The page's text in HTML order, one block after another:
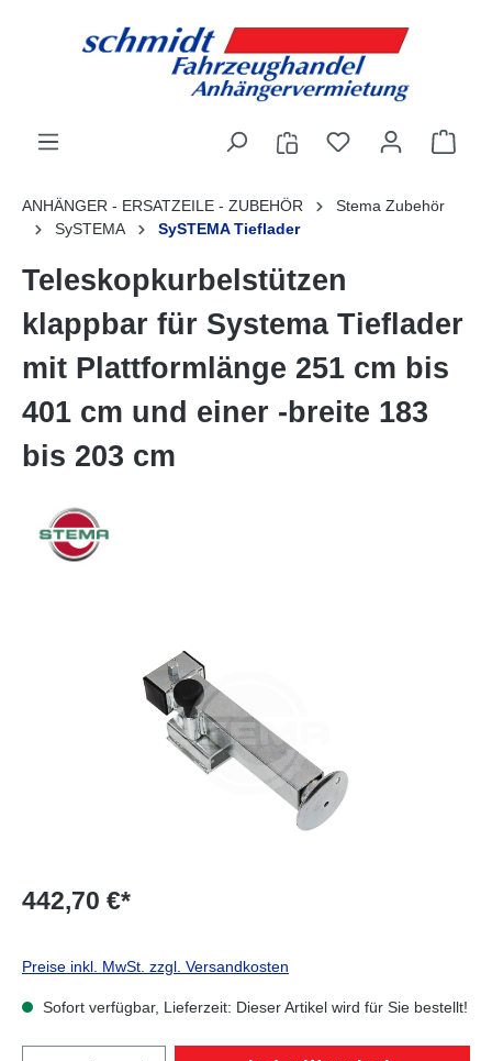
ANHÄNGER - ERSATZEILE - ZUBEHÖR
Stema Zubehör
SySTEMA
SySTEMA Tieflader
Teleskopkurbelstützen
klappbar für Systema Tieflader
mit Plattformlänge 251 cm bis
401 cm und einer -breite 183
bis 203 cm
442,70 €*
Preise inkl. MwSt. zzgl. Versandkosten
Sofort verfügbar, Lieferzeit: Dieser Artikel wird für Sie bestellt!